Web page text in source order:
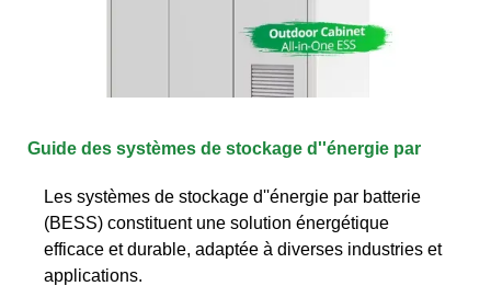
Guide des systèmes de stockage d''énergie par
Les systèmes de stockage d''énergie par batterie
(BESS) constituent une solution énergétique
efficace et durable, adaptée à diverses industries et
applications.